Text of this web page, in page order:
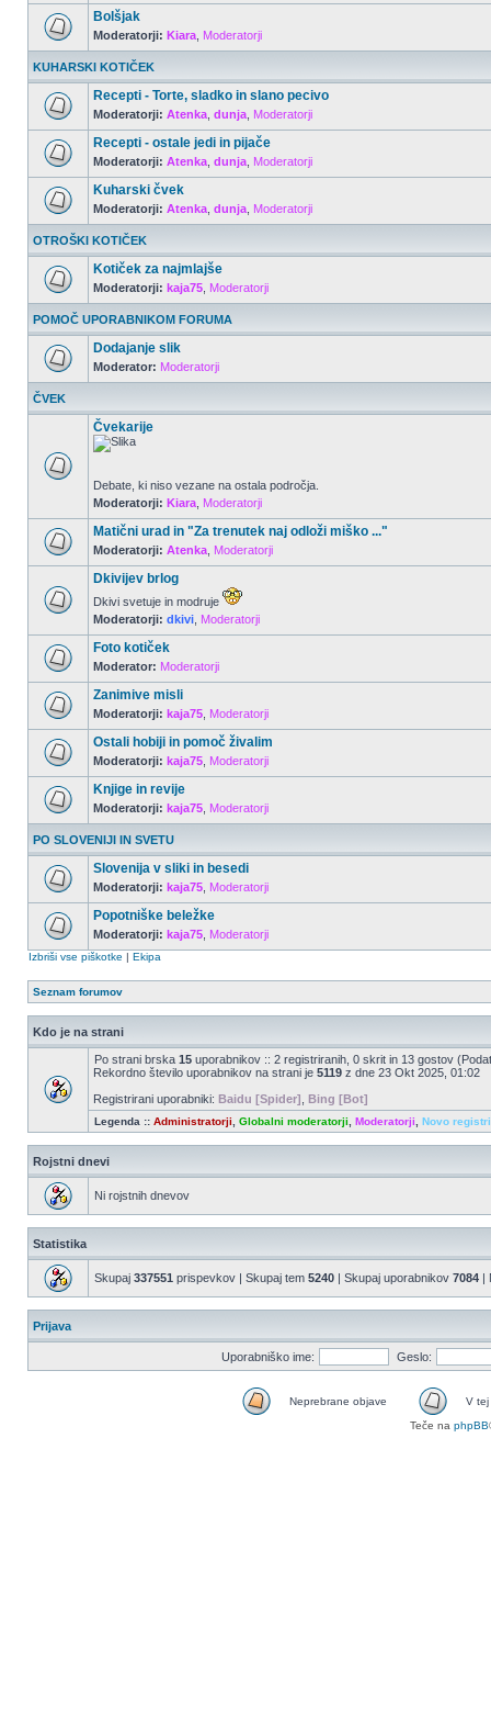
Bolšjak
Moderatorji: Kiara Moderatorji
KUHARSKI KOTIČEK
Recepti - Torte, sladko in slano pecivo
Moderatorji: Atenka dunja Moderatorji
Recepti - ostale jedi in pijače
Moderatorji: Atenka dunja Moderatorji
Kuharski čvek
Moderatorji: Atenka dunja Moderatorji
OTROŠKI KOTIČEK
Kotiček za najmlajše
Moderatorji: kaja75 Moderatorji
POMOČ UPORABNIKOM FORUMA
Dodajanje slik
Moderator: Moderatorji
ČVEK
Čvekarije
Debate, ki niso vezane na ostala področja.
Moderatorji: Kiara Moderatorji
Matični urad in "Za trenutek naj odloži miško ..."
Moderatorji: Atenka Moderatorji
Dkivijev brlog
Dkivi svetuje in modruje
Moderatorji: dkivi Moderatorji
Foto kotiček
Moderator: Moderatorji
Zanimive misli
Moderatorji: kaja75 Moderatorji
Ostali hobiji in pomoč živalim
Moderatorji: kaja75 Moderatorji
Knjige in revije
Moderatorji: kaja75 Moderatorji
PO SLOVENIJI IN SVETU
Slovenija v sliki in besedi
Moderatorji: kaja75 Moderatorji
Popotniške beležke
Moderatorji: kaja75 Moderatorji
Izbriši vse piškotke | Ekipa
Seznam forumov
Kdo je na strani
Po strani brska 15 uporabnikov :: 2 registriranih, 0 skrit in 13 gostov
Rekordno število uporabnikov na strani je 5119 z dne 23 Okt 2025, 01:02
Registrirani uporabniki: Baidu [Spider] Bing [Bot]
Legenda :: Administratorji Globalni moderatorji Moderatorji Novo
Rojstni dnevi
Ni rojstnih dnevov
Statistika
Skupaj 337551 prispevkov | Skupaj tem 5240 | Skupaj uporabnikov 7084 |
Prijava
Uporabniško ime: Geslo:
Neprebrane objave
V tej
Teče na phpBB